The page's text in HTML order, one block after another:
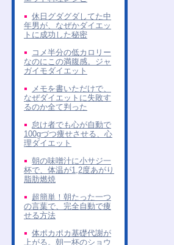
休日グダグダしてた中
年男が、なぜかダイエッ
トに成功した秘密
コメ半分の低カロリー
なのにこの満腹感。ジャ
ガイモダイエット
メモを書いただけで、
なぜダイエットに失敗す
るのか全て判った
怠け者でも心が自動で
100gづつ痩せさせる、心
理ダイエット
朝の味噌汁に小サジ一
杯で、体温が1,2度あがり
脂肪燃焼
超簡単！朝たった一つ
の言葉で、完全自動で痩
せる方法
体ポカポカ基礎代謝が
上がる。朝一杯のショウ